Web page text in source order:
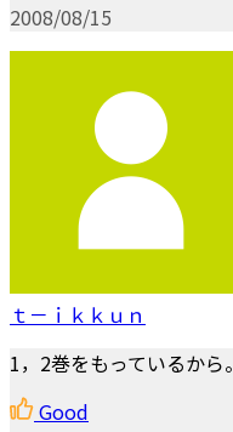
2008/08/15
ｔ－ｉｋｋｕｎ
1，2巻をもっているから。
Good